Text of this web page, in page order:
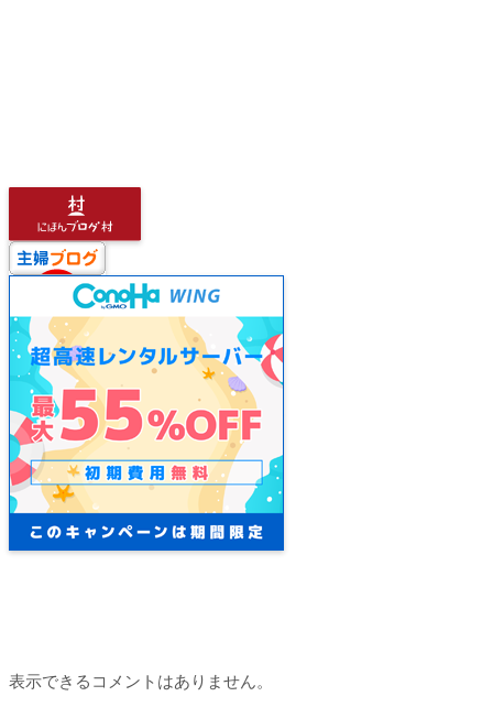
表示できるコメントはありません。